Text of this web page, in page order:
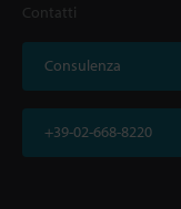
Contatti
Consulenza
+39-02-668-8220